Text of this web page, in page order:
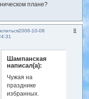
плане?
8
2006-10-08
Шампанская
написал(а):
Чужая на
празднике
избранных.